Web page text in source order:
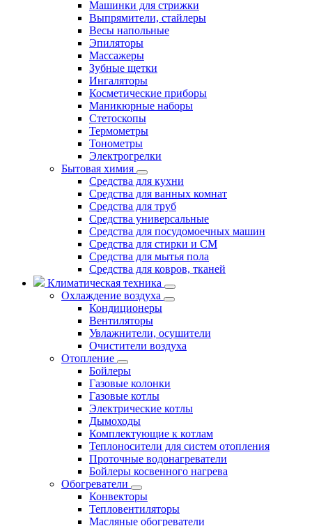
Машинки для стрижки
Выпрямители, стайлеры
Весы напольные
Эпиляторы
Массажеры
Зубные щетки
Ингаляторы
Косметические приборы
Маникюрные наборы
Стетоскопы
Термометры
Тонометры
Электрогрелки
Бытовая химия
Средства для кухни
Средства для ванных комнат
Средства для труб
Средства универсальные
Средства для посудомоечных машин
Средства для стирки и СМ
Средства для мытья пола
Средства для ковров, тканей
Климатическая техника
Охлаждение воздуха
Кондиционеры
Вентиляторы
Увлажнители, осушители
Очистители воздуха
Отопление
Бойлеры
Газовые колонки
Газовые котлы
Электрические котлы
Дымоходы
Комплектующие к котлам
Теплоносители для систем отопления
Проточные водонагреватели
Бойлеры косвенного нагрева
Обогреватели
Конвекторы
Тепловентиляторы
Масляные обогреватели